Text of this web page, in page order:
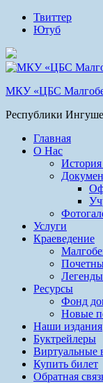
Твиттер
Ютуб
МКУ «ЦБС
Республики
Главная
О Нас
Услуги
Краеведение
Ресурсы
Фонд
Новые
Наши издания
Буктрейлеры
Виртуальные
Купить билет
Обратная